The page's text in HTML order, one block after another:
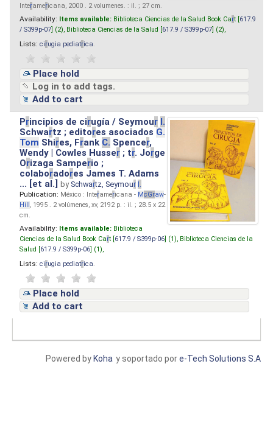
Interamericana, 2000 . 2 volumenes. : il. ; 27 cm.
Availability: Items available: Biblioteca Ciencias de la Salud Book Cart [ 617.9
/ S399p-07 ] (2), Biblioteca Ciencias de la Salud [ 617.9 / S399p-07 ] (2),
Lists: cirugia pediatrica
Place hold
Log in to add tags.
Add to cart
Principios de cirugía / Seymour I.
Schwartz ; editores asociados G.
Tom Shires, Frank C. Spencer,
Wendy | Cowles Husser ; tr. Jorge
Orizaga Samperio ;
colaboradores James T. Adams
... [et al.]by Schwartz, Seymour I.
Publication: México : Interamericana - McGraw-
Hill, 1995 . 2 volúmenes, xv, 2192 p. : il. ; 28.5 x 22
cm.
Availability: Items available: Biblioteca
Ciencias de la Salud Book Cart [ 617.9 / S399p-06 ] (1), Biblioteca Ciencias de la
Salud [ 617.9 / S399p-06 ] (1),
Lists: cirugia pediatrica
Place hold
Add to cart
y soportado pore-Tech Solutions S.A
Powered by Koha